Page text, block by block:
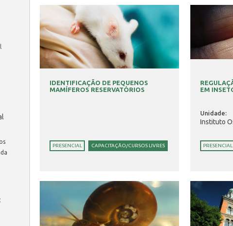
IDENTIFICAÇÃO DE PEQUENOS
MAMÍFEROS RESERVATÓRIOS
PRESENCIAL CAPACITAÇÃO/CURSOS LIVRES
EM
Unidade:
Instituto
PRESENCIAL